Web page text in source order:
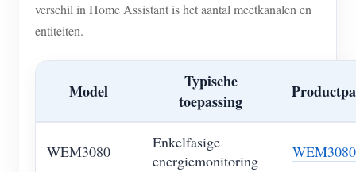
verschil in Home Assistant is het aantal meetkanalen en
entiteiten.
Model
Typische
toepassing
WEM3080
Enkelfasige
energiemonitoring
WEM3080